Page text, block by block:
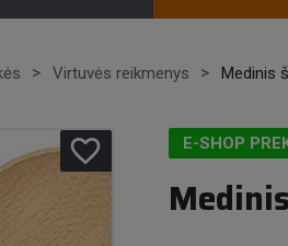
Virtuvės reikmenys Medinis
favorite_border E-SHOP